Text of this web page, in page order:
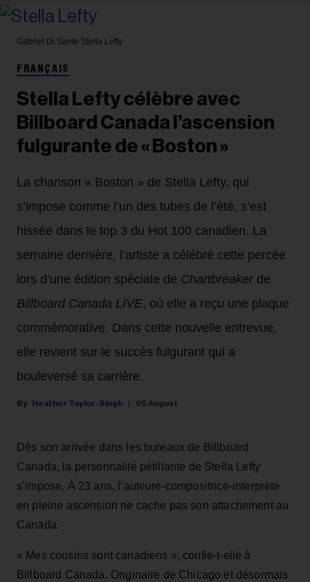
Gabriel Di Sante Stella Lefty
FRANÇAIS
Stella Lefty célèbre avec
Billboard Canada l’ascension
fulgurante de « Boston »
La chanson « Boston » de Stella Lefty, qui
s’impose comme l’un des tubes de l’été, s’est
hissée dans le top 3 du Hot 100 canadien. La
semaine dernière, l’artiste a célébré cette percée
lors d’une édition spéciale de Chartbreaker de
Billboard Canada LIVE, où elle a reçu une plaque
commémorative. Dans cette nouvelle entrevue,
elle revient sur le succès fulgurant qui a
bouleversé sa carrière.
Heather Taylor-Singh 05 August
Dès son arrivée dans les bureaux de Billboard
Canada, la personnalité pétillante de Stella Lefty
s’impose. À 23 ans, l’auteure-compositrice-interprète
en pleine ascension ne cache pas son attachement au
Canada.
« Mes cousins sont canadiens », confie-t-elle à
Billboard Canada. Originaire de Chicago et désormais